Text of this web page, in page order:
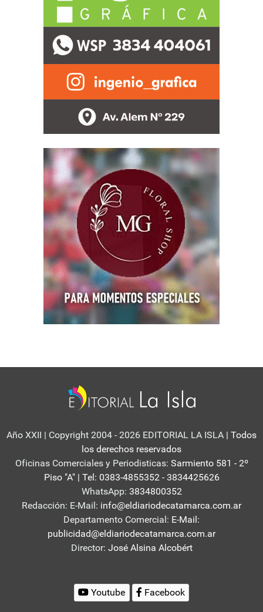
Año XXII | Copyright 2004 - 2026 EDITORIAL LA ISLA | Todos
los derechos reservados
Oficinas Comerciales y Periodisticas: Sarmiento 581 - 2º
Piso "A" | Tel: 0383-4855352 - 3834425626
WhatsApp: 3834800352
Redacción: E-Mail: info@eldiariodecatamarca.com.ar
Departamento Comercial: E-Mail:
publicidad@eldiariodecatamarca.com.ar
Director: José Alsina Alcobért
Youtube Facebook